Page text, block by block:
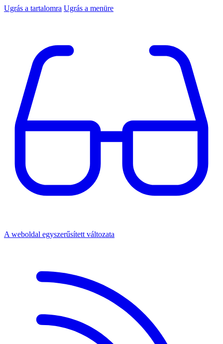
Ugrás a tartalomra Ugrás a menüre
A weboldal egyszerűsített változata